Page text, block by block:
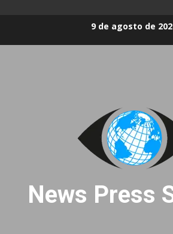
9 de agosto de
News Press